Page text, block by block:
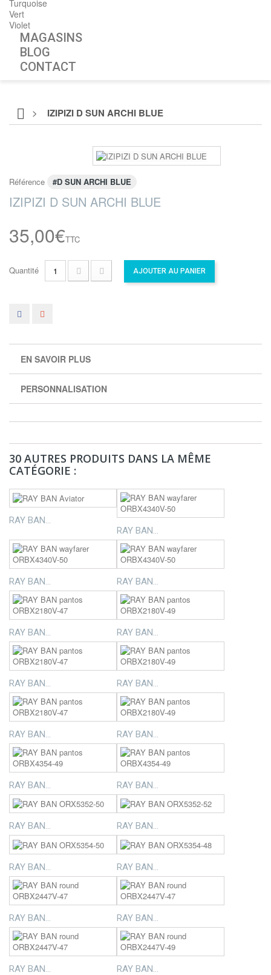
Turquoise
Vert
Violet
MAGASINS
BLOG
CONTACT
> IZIPIZI D SUN ARCHI BLUE
Référence #D SUN ARCHI BLUE
IZIPIZI D SUN ARCHI BLUE
35,00€TTC
Quantité AJOUTER AU PANIER
EN SAVOIR PLUS
PERSONNALISATION
30 AUTRES PRODUITS DANS LA MÊME
CATÉGORIE :
RAY BAN...
RAY BAN...
RAY BAN... RAY BAN...
RAY BAN... RAY BAN...
RAY BAN... RAY BAN...
RAY BAN... RAY BAN...
RAY BAN... RAY BAN...
RAY BAN... RAY BAN...
RAY BAN... RAY BAN...
RAY BAN... RAY BAN...
RAY BAN... RAY BAN...